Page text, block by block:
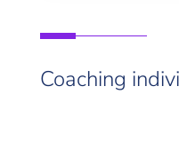
Coaching